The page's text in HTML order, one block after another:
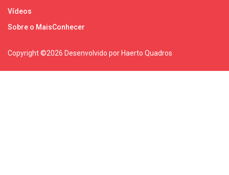
Vídeos
Sobre o MaisConhecer
Copyright ©2026 Desenvolvido por Haerto Quadros